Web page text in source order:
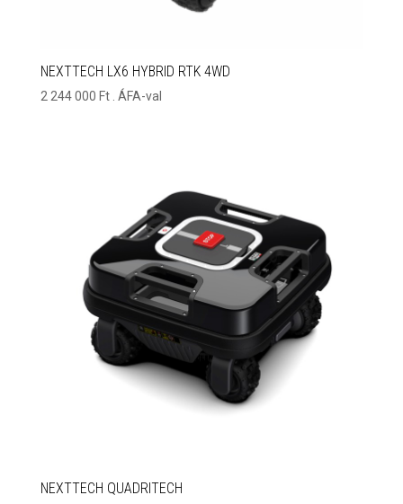
NEXTTECH LX6 HYBRID RTK 4WD
2 244 000 Ft . ÁFA-val
NEXTTECH QUADRITECH